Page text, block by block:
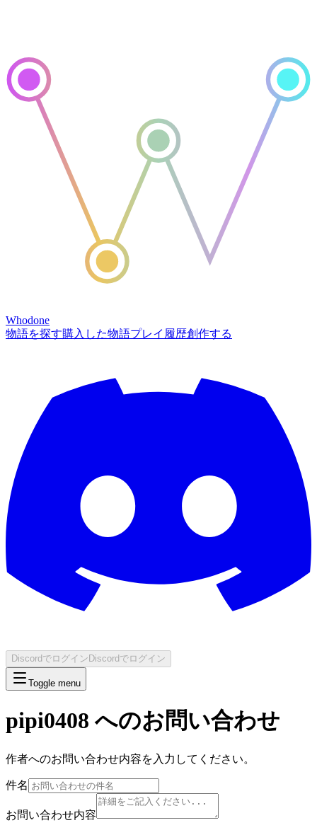
Whodone
物語を探す購入した物語プレイ履歴創作する
Discordでログイン Discordでログイン
Toggle menu
pipi0408 へのお問い合わせ
作者へのお問い合わせ内容を入力してください。
件名
お問い合わせ内容